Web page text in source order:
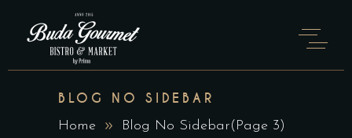
BLOG NO SIDEBAR
Home Blog No Sidebar(Page 3)